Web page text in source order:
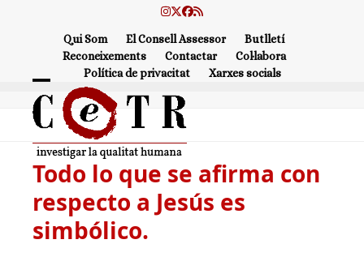
Instagram
Twitter
Facebook
RSS
Qui Som El Consell Assessor
Butlletí
Reconeixements
Contactar
Col·labora
Política de privacitat
Xarxes socials
Open
mobile
menu
Close
mobile
menu
Todo lo que se afirma con
respecto a Jesús es
simbólico.